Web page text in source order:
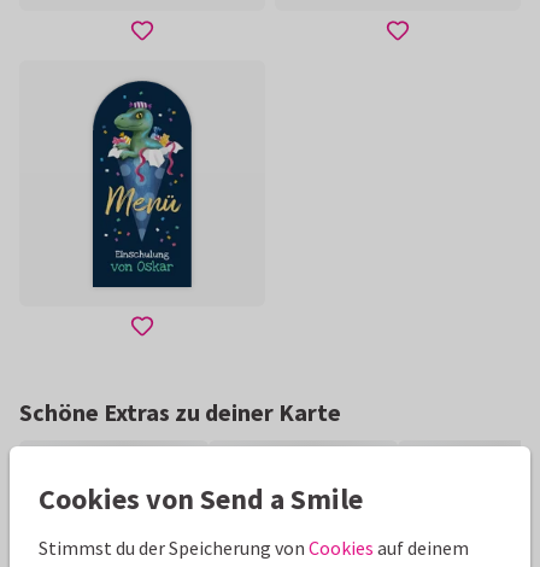
Schöne Extras zu deiner Karte
Cookies von Send a Smile
Stimmst du der Speicherung von Cookies auf deinem